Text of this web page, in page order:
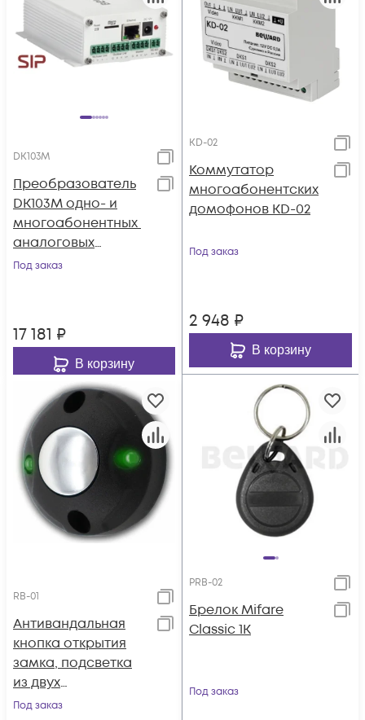
DK103M
Преобразователь
DK103M одно- и
многоабонентных
аналоговых
домофонов в IP
Под заказ
17 181 ₽
В корзину
KD-02
Коммутатор
многоабонентских
домофонов KD-02
Под заказ
2 948 ₽
В корзину
RB-01
Антивандальная
кнопка открытия
замка, подсветка
из двух
светодиодов,
Под заказ
PRB-02
Брелок Mifare
Classic 1K
Под заказ